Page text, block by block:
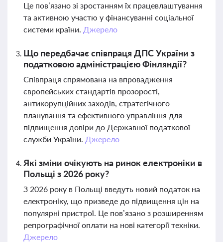
Це пов’язано зі зростанням їх працевлаштування
та активною участю у фінансуванні соціальної
системи країни. Джерело
Що передбачає співпраця ДПС України з
податковою адміністрацією Фінляндії?
Співпраця спрямована на впровадження
європейських стандартів прозорості,
антикорупційних заходів, стратегічного
планування та ефективного управління для
підвищення довіри до Державної податкової
служби України. Джерело
Які зміни очікують на ринок електроніки в
Польщі з 2026 року?
З 2026 року в Польщі введуть новий податок на
електроніку, що призведе до підвищення цін на
популярні пристрої. Це пов’язано з розширенням
репрографічної оплати на нові категорії техніки.
Джерело